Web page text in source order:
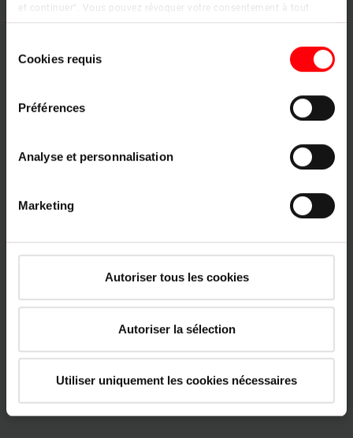
et continuer". Vous pouvez révoquer votre consentement à tout
cookies et les options de personnalisation sous le bouton "Afficher
les détails".
duCookies requis
Préférences
Analyse et personnalisation
Marketing
Autoriser tous les cookies
Autoriser la sélection
Utiliser uniquement les cookies nécessaires